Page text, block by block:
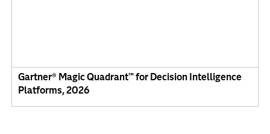
Gartner® Magic Quadrant™ for Decision Intelligence
Platforms, 2026